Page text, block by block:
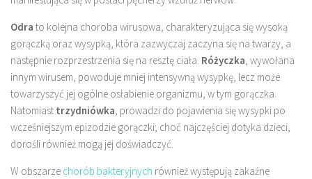
Odra to kolejna choroba wirusowa, charakteryzująca się wysoką
gorączką oraz wysypką, która zazwyczaj zaczyna się na twarzy, a
następnie rozprzestrzenia się na resztę ciała. Różyczka, wywołana
innym wirusem, powoduje mniej intensywną wysypkę, lecz może
towarzyszyć jej ogólne osłabienie organizmu, w tym gorączka.
Natomiast trzydniówka, prowadzi do pojawienia się wysypki po
wcześniejszym epizodzie gorączki; choć najczęściej dotyka dzieci,
dorośli również mogą jej doświadczyć.
W obszarze chorób bakteryjnych również występują zakaźne